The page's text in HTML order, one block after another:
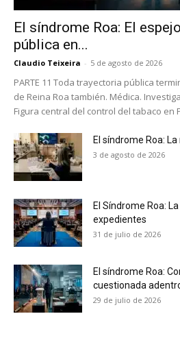
No te pierdas
últimas
Suscríbete a nuestro
recibe todas las noticias
electrónico.
Subscribe to our daily
tobacco harm reduction
El síndrome Roa: El
pública en...
Claudio Teixeira - 5 de agosto de 2026
PARTE 11 Toda trayectoria pública
de Reina Roa también. Médica.
Figura central del control del tabaco en
El síndrome Roa:
3 de agosto de 2026
El Síndrome Roa:
expedientes
31 de julio de 2026
El síndrome Roa:
cuestionada
29 de julio de 2026